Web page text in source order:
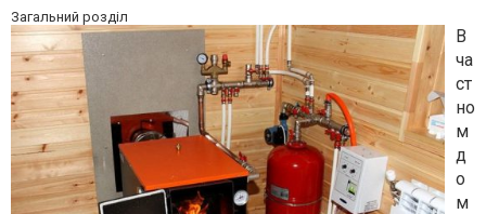
Загальний розділ
В
ча
ст
но
м
д
о
м